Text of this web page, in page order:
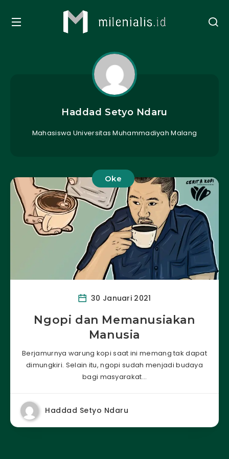
Haddad Setyo Ndaru
Mahasiswa Universitas Muhammadiyah Malang
Oke
30 Januari 2021
Ngopi dan Memanusiakan
Manusia
Berjamurnya warung kopi saat ini memang tak dapat
dimungkiri. Selain itu, ngopi sudah menjadi budaya
bagi masyarakat…
Haddad Setyo Ndaru